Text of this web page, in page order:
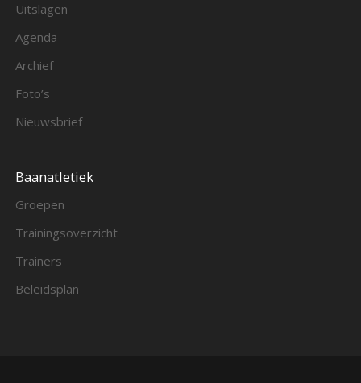
Uitslagen
Agenda
Archief
Foto’s
Nieuwsbrief
Baanatletiek
Groepen
Trainingsoverzicht
Trainers
Beleidsplan